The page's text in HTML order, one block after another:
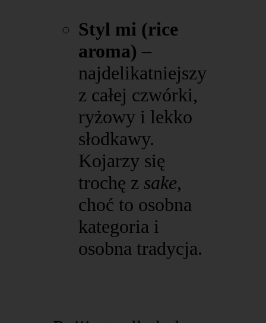
Styl mi (rice
aroma) –
najdelikatniejszy
z całej czwórki,
ryżowy i lekko
słodkawy.
Kojarzy się
trochę zsake,
choć to osobna
kategoria i
osobna tradycja.